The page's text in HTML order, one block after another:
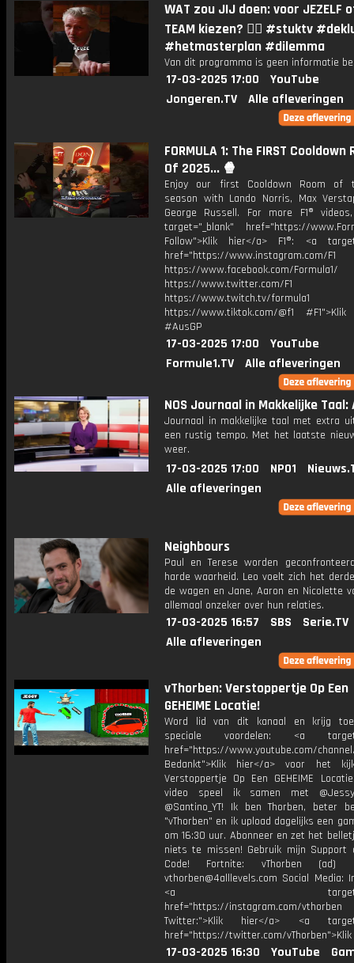
WAT zou JIJ doen: voor JEZELF
TEAM kiezen? 🤷‍♂️ #stuktv
#hetmasterplan #dilemma
Van dit programma is geen informatie
17-03-2025 17:00
YouTube
Jongeren.TV
Alle afleveringen
FORMULA 1: The FIRST Cooldown
Of 2025... 🍿
Enjoy our first Cooldown Room of
season with Lando Norris, Max
George Russell. For more F1®
target="_blank" href="https://
Follow">Klik hier</a> F1®: <a
href="https://www.instagram.com/F1
https://www.facebook.com/Formula1/
https://www.twitter.com/F1
https://www.twitch.tv/formula1
https://www.tiktok.com/@f1
#AusGP
17-03-2025 17:00
YouTube
Formule1.TV
Alle afleveringen
NOS Journaal in Makkelijke
Journaal in makkelijke taal met extra
een rustig tempo. Met het laatste
weer.
17-03-2025 17:00 NPO1
Alle afleveringen
Neighbours
Paul en Terese worden
harde waarheid. Leo voelt zich het
de wagen en Jane, Aaron en Nicolette
allemaal onzeker over hun relaties.
17-03-2025 16:57 SBS
Serie.TV
Alle afleveringen
vThorben: Verstoppertje Op Een
GEHEIME Locatie!
Word lid van dit kanaal en krijg
speciale voordelen: <a
href="https://www.youtube.com/channel/
Bedankt">Klik hier</a> voor het
Verstoppertje Op Een GEHEIME
video speel ik samen met
@Santino_YT! Ik ben Thorben, beter
"vThorben" en ik upload dagelijks een
om 16:30 uur. Abonneer en zet het
niets te missen! Gebruik mijn Support
Code! Fortnite: vThorben (ad)
vthorben@4alllevels.com Social Media:
<a
href="https://instagram.com/vthorben
Twitter:">Klik hier</a> <a
href="https://twitter.com/
17-03-2025 16:30 YouTube